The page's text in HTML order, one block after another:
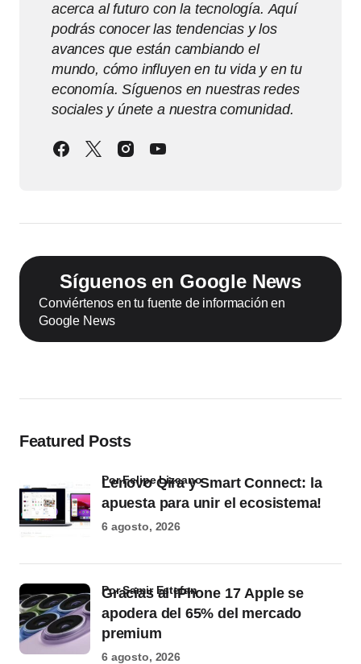
acerca al futuro con la tecnología. Aquí
podrás conocer las tendencias y los
avances que están cambiando el
mundo, cómo influyen en tu vida y en tu
economía. Síguenos en nuestras redes
sociales y únete a nuestra comunidad.
Síguenos en Google News
Conviértenos en tu fuente de información en
Google News
Featured Posts
Lenovo Qira y Smart Connect: la
apuesta para unir el ecosistema!
por Felipe Lizcano
6 agosto, 2026
Gracias al iPhone 17 Apple se
apodera del 65% del mercado
premium
por Samir Estefan
6 agosto, 2026